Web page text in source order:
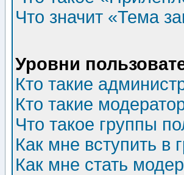
Что значит «Тема
Уровни
Кто такие
Кто такие
Что такое группы
Как мне вступить в
Как мне стать